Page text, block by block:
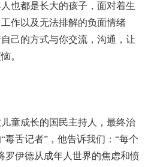
也都是长大的孩子，面对着生
作以及无法排解的负面情绪
己的方式与你交流，沟通，让
。
童成长的国民主持人，最终治
毒舌记者”，他告诉我们：“每个
罗伊德从成年人世界的焦虑和愤